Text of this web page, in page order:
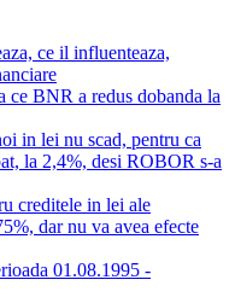
ce il influenteaza,
ce BNR a redus dobanda la
in lei nu scad, pentru ca
la 2,4%, desi ROBOR s-a
creditele in lei ale
dar nu va avea efecte
01.08.1995 -